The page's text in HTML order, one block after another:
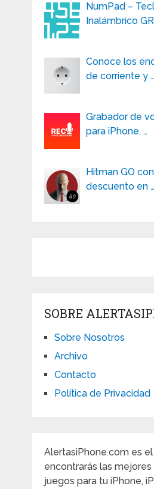
NumPad –
Inalámbrico
Conoce los
de corriente y …
Grabador de
para iPhone, …
Hitman GO
descuento en …
SOBRE
Sobre Nosotros
Archivo
Contacto
Política de Privacidad
AlertasiPhone.com es
encontrarás las
juegos para tu iPhone,